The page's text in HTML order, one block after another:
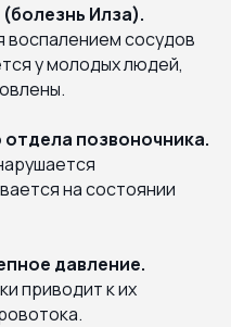
Илза).
сосудов
у молодых людей,
позвоночника.
на состоянии
давление.
приводит к их